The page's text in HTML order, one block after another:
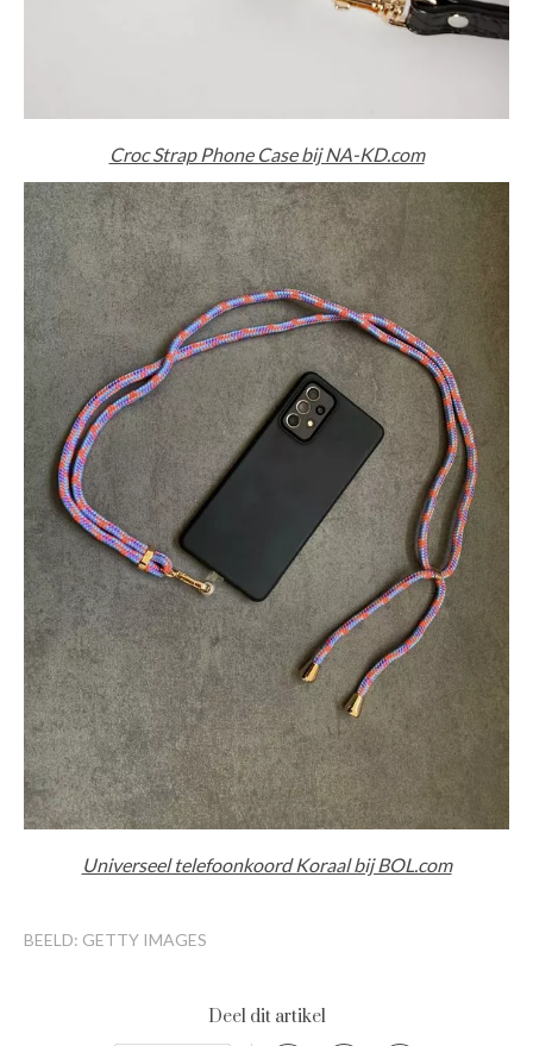
Croc Strap Phone Case bij NA-KD.com
Universeel telefoonkoord Koraal bij BOL.com
BEELD: GETTY IMAGES
Deel dit artikel